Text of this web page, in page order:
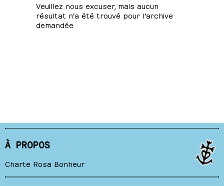
Veuillez nous excuser, mais aucun
résultat n'a été trouvé pour l'archive
demandée
À PROPOS
Charte Rosa Bonheur